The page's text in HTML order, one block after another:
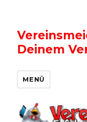
Deinem
MENÜ